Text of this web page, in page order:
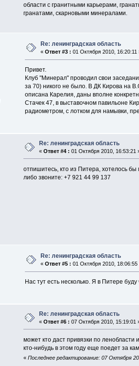
области с гранитными карьерами,
гранатами, скарновыми минералами.
Re: ленинградская область
«Ответ #3 : 01 Октября 2010, 16:20:11
Привет.
Клуб "Минерал" проводил свои
за 70) никого не было. В ДК Кирова на
описана Карелия, даны вполне
Стачек 47, в выставочном павильоне
радиометром, с лотком для намывки,
Re: ленинградская область
«Ответ #4 : 01 Октября 2010, 16:53:21
отпишитесь, кто из Питера, хотелось бы
либо звоните: +7 921 44 99 137
Re: ленинградская область
«Ответ #5 : 01 Октября 2010, 18:06:55
Нас тут есть несколько. Я в Питере
Re: ленинградская область
«Ответ #6 : 07 Октября 2010, 15:19:01
может кто даст привязки по ленобласти
кто-нибудь в этом году еще поедет за
« Последнее редактирование: 07 Октября